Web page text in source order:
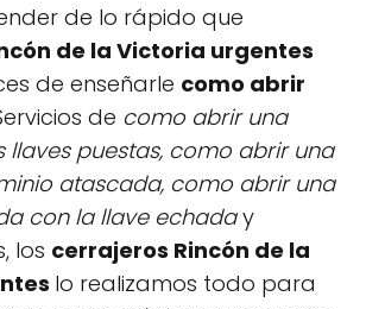
de lo rápido que
de la Victoria urgentes
de enseñarle como abrir
de como abrir una
llaves puestas, como abrir una
atascada, como abrir una
con la llave echaday
los cerrajeros Rincón de la
lo realizamos todo para